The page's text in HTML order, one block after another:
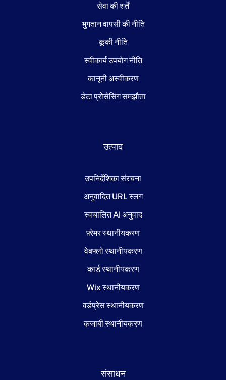
सेवा की शर्तें
भुगतान वापसी की नीति
कूकी नीति
स्वीकार्य उपयोग नीति
कानूनी अस्वीकरण
डेटा प्रोसेसिंग समझौता
उत्पाद
उपनिर्देशिका संरचना
अनुवादित URL स्लग
स्वचालित AI अनुवाद
फ़्रेमर स्थानीयकरण
वेबफ्लो स्थानीयकरण
कार्ड स्थानीयकरण
Wix स्थानीयकरण
वर्डप्रेस स्थानीयकरण
कजाबी स्थानीयकरण
संसाधन